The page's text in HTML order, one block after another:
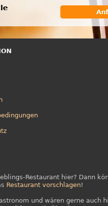
Restaurant hier? Dann
Restaurant vorschlagen!
und wären gerne auch